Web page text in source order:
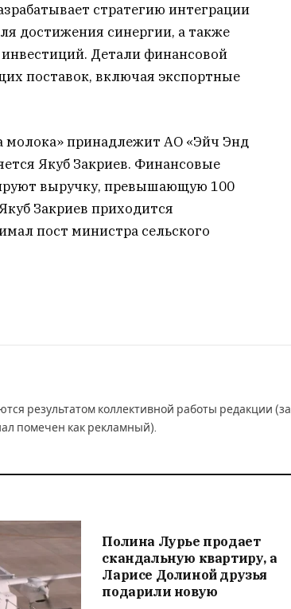
стратегию интеграции
достижения синергии, а также
Детали финансовой
поставок, включая экспортные
молока» принадлежит АО «Эйч Энд
Якуб Закриев. Финансовые
выручку, превышающую 100
Закриев приходится
пост министра сельского
результатом коллективной работы редакции (за
помечен как рекламный).
Полина Лурье продает
скандальную квартиру, а
Ларисе Долиной друзья
подарили новую